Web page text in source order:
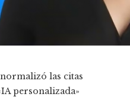
las citas
personalizada»